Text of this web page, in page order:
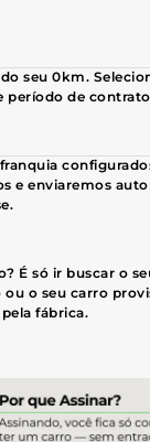
seu 0km.
período de
e enviaremos
É só ir buscar o
ou o seu carro
fábrica.